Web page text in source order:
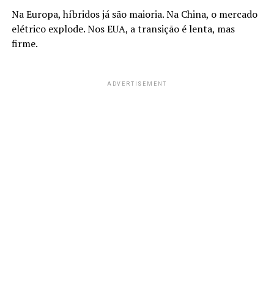
Na Europa, híbridos já são maioria. Na China, o mercado
elétrico explode. Nos EUA, a transição é lenta, mas
firme.
ADVERTISEMENT